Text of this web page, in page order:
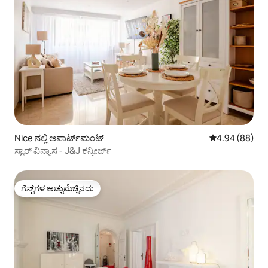
Nice ನಲ್ಲಿ ಅಪಾರ್ಟ್‌ಮಂಟ್ 5 ರಲ್ಲಿ 4.94
4.94 (88)
ಸ್ಟಾರ್ ವಿನ್ಯಾಸ - J&J ಕನ್ಸೀರ್ಜ್
ಗೆಸ್ಟ್‌ಗಳ ಅಚ್ಚುಮೆಚ್ಚಿನದು
ಗೆಸ್ಟ್‌ಗಳ ಅಚ್ಚುಮೆಚ್ಚಿನದು